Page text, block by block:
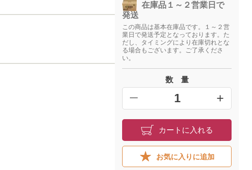
在庫品１～２営業日で
発送
この商品は基本在庫品です。１～２営
業日で発送予定となっております。た
だし、タイミングにより在庫切れとな
る場合もございます。ご了承くださ
い。
数 量
━ +
カートに入れる
お気に入りに追加